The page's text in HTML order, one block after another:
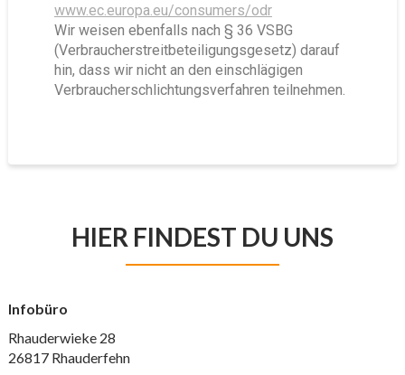
www.ec.europa.eu/consumers/odr
Wir weisen ebenfalls nach § 36 VSBG
(Verbraucherstreitbeteiligungsgesetz) darauf
hin, dass wir nicht an den einschlägigen
Verbraucherschlichtungsverfahren teilnehmen.
HIER FINDEST DU UNS
Infobüro
Rhauderwieke 28
26817 Rhauderfehn